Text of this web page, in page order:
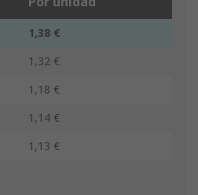
1,38 €
1,32 €
1,18 €
1,14 €
1,13 €